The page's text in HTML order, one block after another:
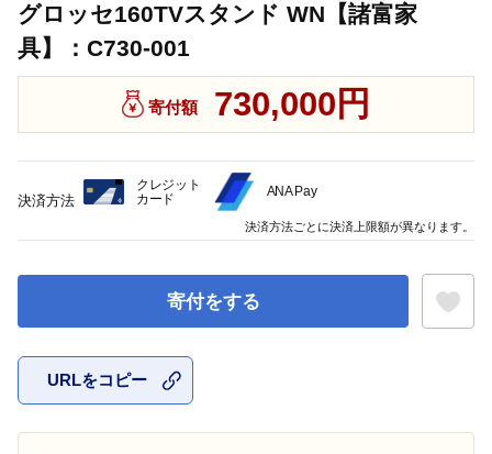
グロッセ160TVスタンド WN【諸富家
具】：C730-001
寄付額 730,000円
寄付をする
URLをコピー
決済方法
クレジット
カード
ANA Pay
決済方法ごとに決済上限額が異なります。